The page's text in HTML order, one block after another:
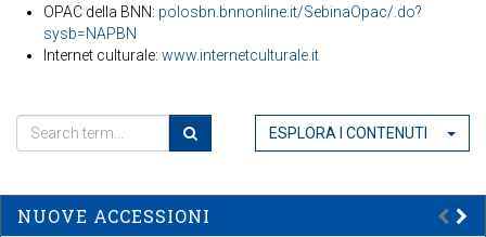
OPAC della BNN: polosbn.bnnonline.it/SebinaOpac/.do?
sysb=NAPBN
Internet culturale: www.internetculturale.it
ESPLORA I CONTENUTI
NUOVE ACCESSIONI